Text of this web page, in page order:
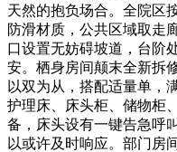
天然的抱负场合。全院区
防滑材质，公共区域取走
口设置无妨碍坡道，台阶
安。栖身房间颠末全新拆
以双为从，搭配适量单，
护理床、床头柜、储物柜
备，床头设有一键告急呼
以或许及时响应。部门房